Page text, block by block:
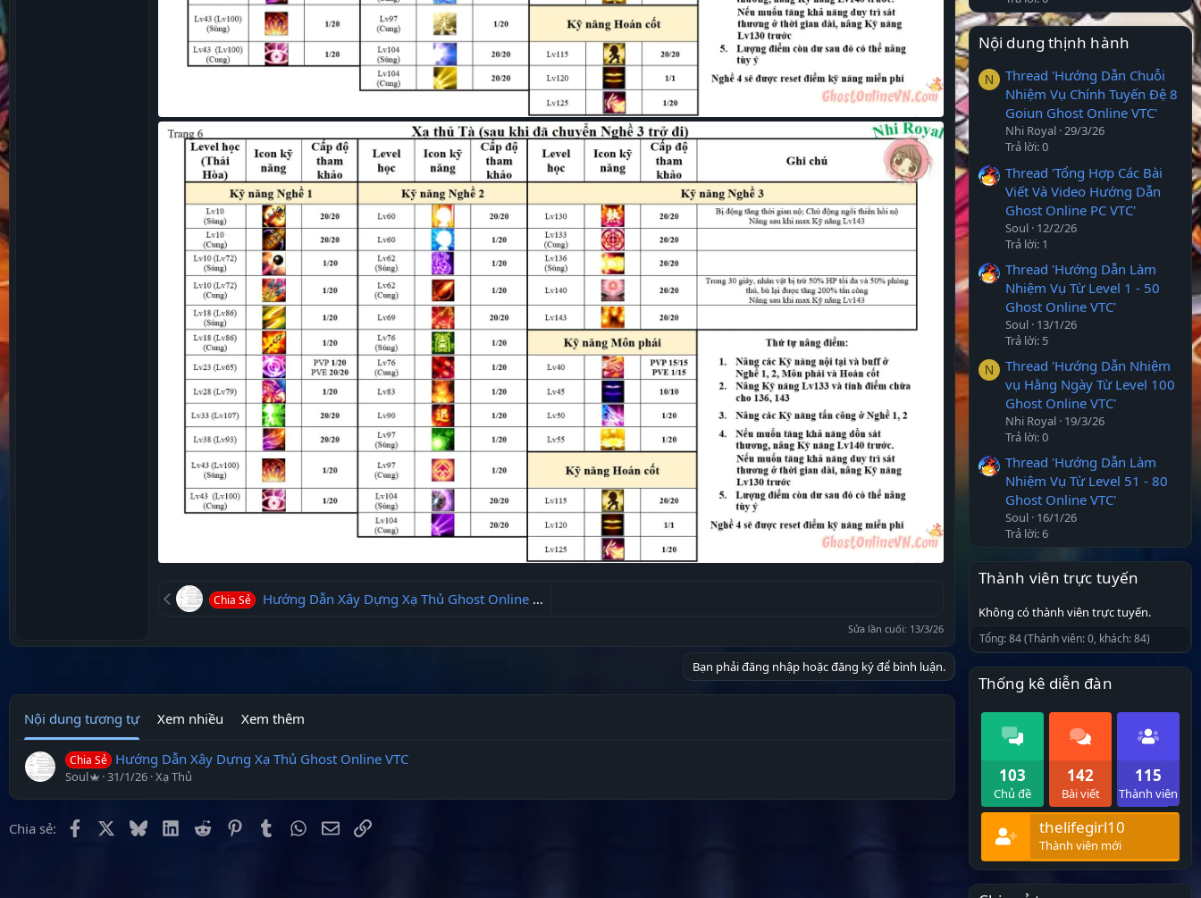
Chia Sẻ Hướng Dẫn Xây Dựng Xạ Thủ Ghost Online VTC
Sửa lần cuối: 13/3/26
Bạn phải đăng nhập hoặc đăng ký để bình luận.
Nội dung tương tự Xem nhiều Xem thêm
Chia Sẻ Hướng Dẫn Xây Dựng Xạ Thủ Ghost Online VTC
Soul 31/1/26 Xạ Thủ
Chia sẻ: Facebook BlueskyLinkedIn
Reddit PinterestTumblr WhatsApp
EmailLink
Nội dung thịnh hành
N
Thread 'Hướng Dẫn Chuỗi
Nhiệm Vụ Chính Tuyến Đệ 8
Goiun Ghost Online VTC'
Nhi Royal 29/3/26
Trả lời: 0
Thread 'Tổng Hợp Các Bài
Viết Và Video Hướng Dẫn
Ghost Online PC VTC'
Soul 12/2/26
Trả lời: 1
Thread 'Hướng Dẫn Làm
Nhiệm Vụ Từ Level 1 - 50
Ghost Online VTC'
Soul 13/1/26
Trả lời: 5
N
Thread 'Hướng Dẫn Nhiệm
vụ Hằng Ngày Từ Level 100
Ghost Online VTC'
Nhi Royal 19/3/26
Trả lời: 0
Thread 'Hướng Dẫn Làm
Nhiệm Vụ Từ Level 51 - 80
Ghost Online VTC'
Soul 16/1/26
Trả lời: 6
Thành viên trực tuyến
Không có thành viên trực tuyến.
Tổng: 84 (Thành viên: 0, khách: 84)
Thống kê diễn đàn
103
Chủ đề
142
Bài viết
115
Thành viên
thelifegirl10
Thành viên mới